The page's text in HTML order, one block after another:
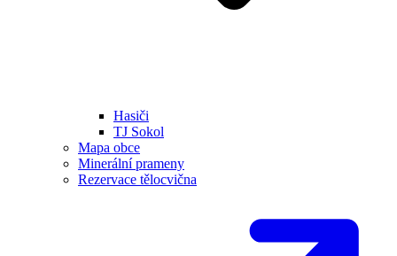
Hasiči
TJ Sokol
Mapa obce
Minerální prameny
Rezervace tělocvična